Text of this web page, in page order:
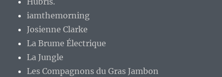
iamthemorning
Josienne Clarke
La Brume Électrique
La Jungle
Les Compagnons du Gras Jambon